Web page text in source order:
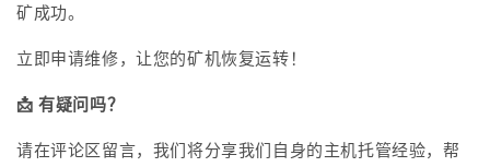
矿成功。
立即申请维修，让您的矿机恢复运转！
📩 有疑问吗？
请在评论区留言，我们将分享我们自身的主机托管经验，帮